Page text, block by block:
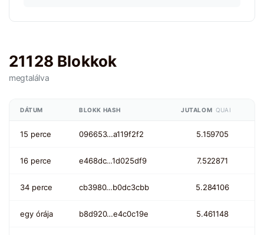
21128 Blokkok
megtalálva
DÁTUM BLOKK HASH JUTALOM QUAI
15 perce 096653…a119f2f2 5.159705
16 perce e468dc…1d025df9 7.522871
34 perce cb3980…b0dc3cbb 5.284106
egy órája b8d920…e4c0c19e 5.461148